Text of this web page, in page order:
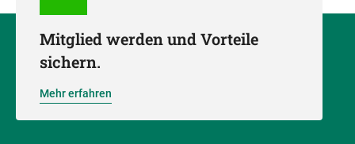
Mitglied werden und Vorteile
sichern.
Mehr erfahren